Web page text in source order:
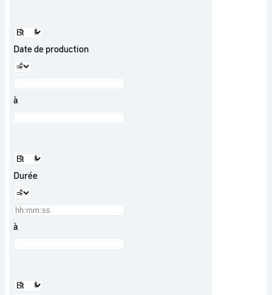
Date de production
à
Durée
à